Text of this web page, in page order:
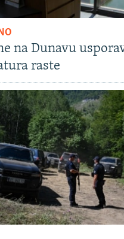
na Dunavu
raste